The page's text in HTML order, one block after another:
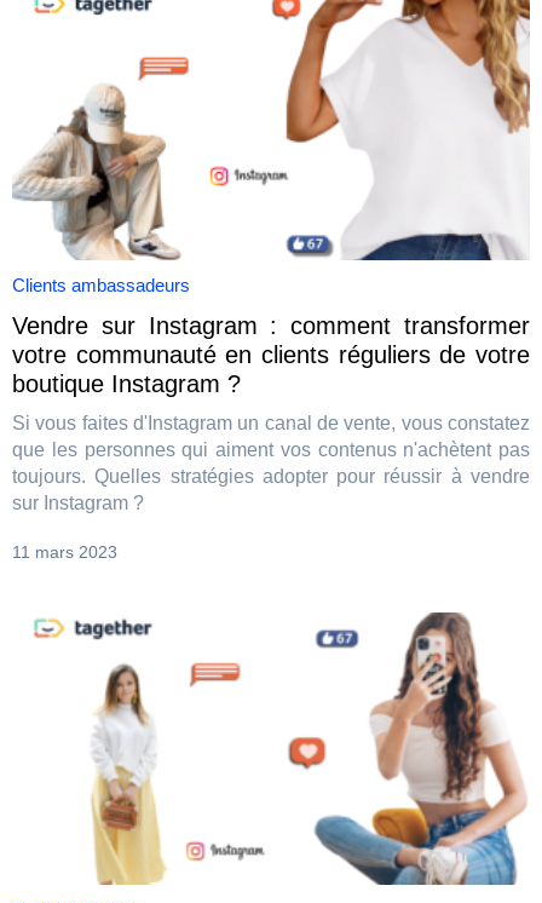
Clients ambassadeurs
Vendre sur Instagram : comment transformer
votre communauté en clients réguliers de votre
boutique Instagram ?
Si vous faites d'Instagram un canal de vente, vous constatez
que les personnes qui aiment vos contenus n'achètent pas
toujours. Quelles stratégies adopter pour réussir à vendre
sur Instagram ?
11 mars 2023